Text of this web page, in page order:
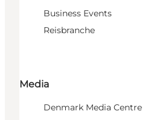
Business Events
Reisbranche
Media
Denmark Media Centre